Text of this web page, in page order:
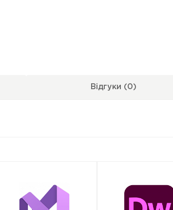
Відгуки (0)